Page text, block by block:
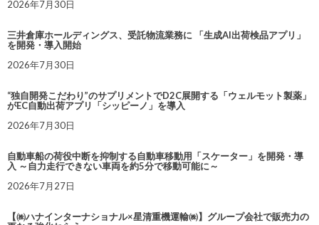
2026年7月30日
三井倉庫ホールディングス、受託物流業務に 「生成AI出荷検品アプリ」
を開発・導入開始
2026年7月30日
“独自開発こだわり”のサプリメントでD2C展開する「ウェルモット製薬」
がEC自動出荷アプリ「シッピーノ」を導入
2026年7月30日
自動車船の荷役中断を抑制する自動車移動用「スケーター」を開発・導
入 ～自力走行できない車両を約5分で移動可能に～
2026年7月27日
【㈱ハナインターナショナル×星清重機運輸㈱】グループ会社で販売力の